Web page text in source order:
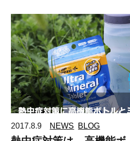
2017.8.9 NEWS BLOG